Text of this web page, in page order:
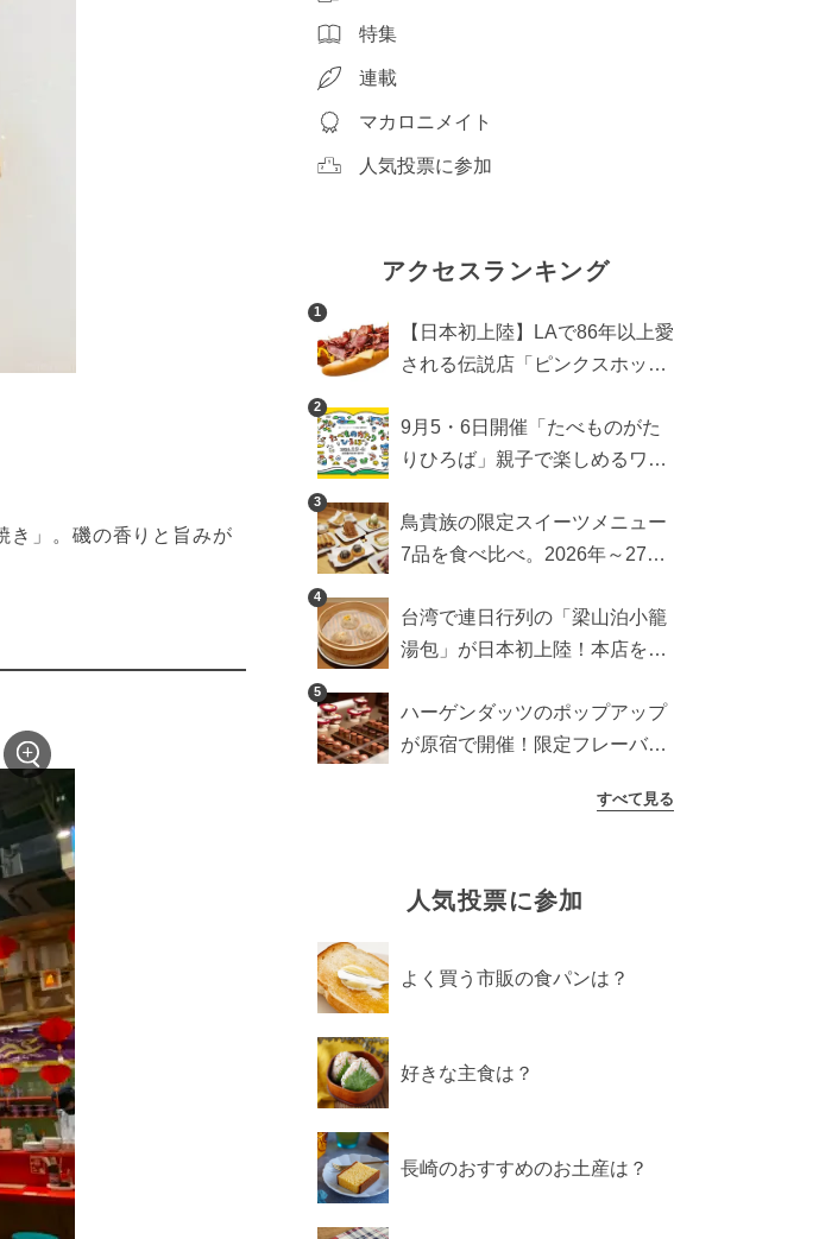
き」。磯の香りと旨みが
特集
連載
マカロニメイト
人気投票に参加
アクセスランキング
1
【日本初上陸】LAで86年以上愛
される伝説店「ピンクスホット
ットドッグブーム到来!?
2
9月5・6日開催「たべものがた
りひろば」親子で楽しめるワー
ーなどをご紹介
3
鳥貴族の限定スイーツメニュー
7品を食べ比べ。2026年～27年
4
台湾で連日行列の「梁山泊小籠
湯包」が日本初上陸！本店を知
5
ハーゲンダッツのポップアップ
が原宿で開催！限定フレーバー
すべて見る
人気投票に参加
よく買う市販の食パンは？
好きな主食は？
長崎のおすすめのお土産は？